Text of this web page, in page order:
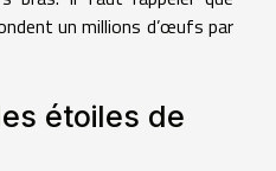
un millions d’œufs par
étoiles de